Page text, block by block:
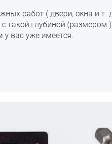
работ ( двери, окна и т.
такой глубиной (размером
вас уже имеется.